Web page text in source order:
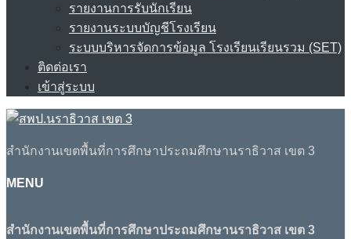
รายงานการรับนักเรียน
รายงานระบบบัญชีโรงเรียน
ระบบบริหารจัดการข้อมูล โรงเรียนเรียนรวม (SET)
ติดต่อเรา
เข้าสู่ระบบ
สำนักงานเขตพื้นที่การศึกษาประถมศึกษานราธิวาส เขต 3
MENU
สำนักงานเขตพื้นที่การศึกษาประถมศึกษานราธิวาส เขต 3